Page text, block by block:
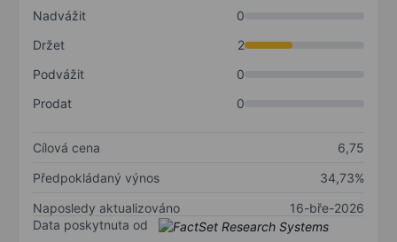
Nadvážit
0
Držet
2
Podvážit
0
Prodat
0
Cílová cena
6,75
Předpokládaný výnos
34,73%
Naposledy aktualizováno
16-bře-2026
Data poskytnuta od